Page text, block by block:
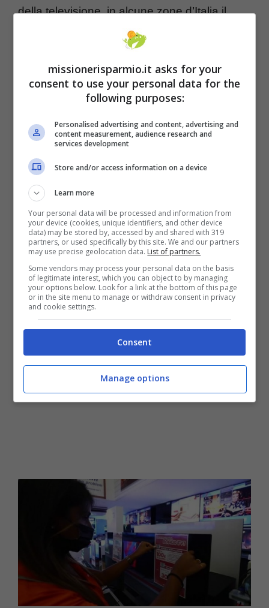
della televisione, in alcune zone d’Italia il
segnale non arriva. Si è individuato nel
segnale satellitare una valida soluzione alla
problematica. Con un apparecchio che
recepisca segnale da satellite, anche le
raggiungibili potranno avere accesso ai
utilizzo del nuovo bonus tv sono simili a
quello vecchio. Si tratta di uno sconto
applicabile all’acquisto di un apparecchio di
ricezione satellitare che il rivenditore applica
immediatamente sull’acquisto. Il rinvenditore
potrà poi recuperare i soldi mediante credito
d’imposta.
missionerisparmio.it asks for your
consent to use your personal data for the
following purposes:
Personalised advertising and content, advertising and
content measurement, audience research and
services development
Store and/or access information on a device
Learn more
Your personal data will be processed and information from
your device (cookies, unique identifiers, and other device
data) may be stored by, accessed by and shared with 319
partners, or used specifically by this site. We and our partners
may use precise geolocation data. List of partners.
Some vendors may process your personal data on the basis
of legitimate interest, which you can object to by managing
your options below. Look for a link at the bottom of this page
or in the site menu to manage or withdraw consent in privacy
and cookie settings.
Consent
Manage options